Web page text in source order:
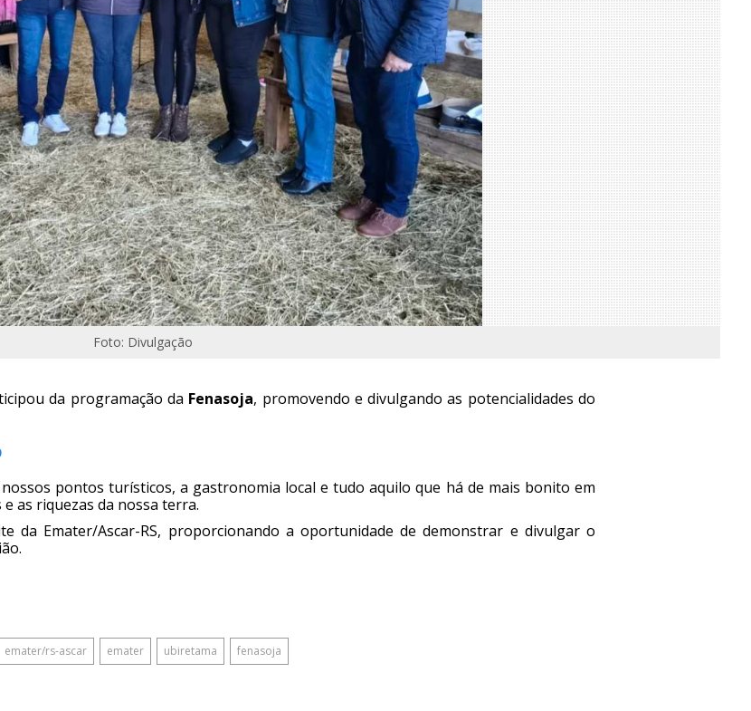
Foto: Divulgação
da programação da Fenasoja, promovendo e divulgando as potencialidades do
pontos turísticos, a gastronomia local e tudo aquilo que há de mais bonito em
as riquezas da nossa terra.
da Emater/Ascar-RS, proporcionando a oportunidade de demonstrar e divulgar o
emater/rs-ascar emater ubiretama fenasoja